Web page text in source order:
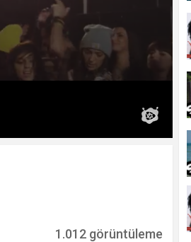
1.012 görüntüleme